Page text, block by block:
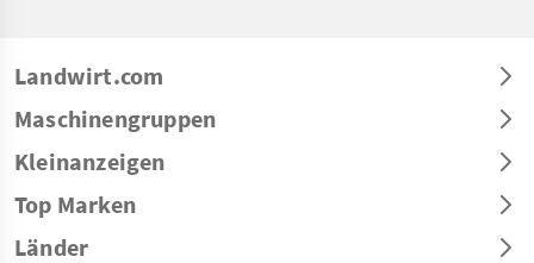
Landwirt.com
Maschinengruppen
Kleinanzeigen
Top Marken
Länder